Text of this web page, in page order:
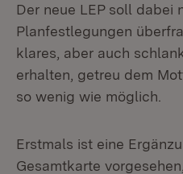
Der neue LEP soll dabei
Planfestlegungen
klares, aber auch
erhalten, getreu dem
so wenig wie möglich.
Erstmals ist eine
Gesamtkarte